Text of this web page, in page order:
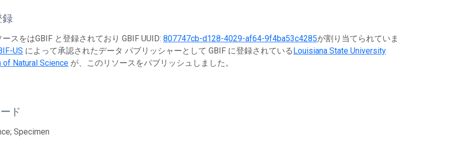
録
ースをはGBIF と登録されており GBIF UUID:807747cb-d128-4029-af64-9f4ba53c4285が割り当てられていま
US によって承認されたデータ パブリッシャーとして GBIF に登録されている Louisiana State University
of Natural Science が、このリソースをパブリッシュしました。
ド
Specimen